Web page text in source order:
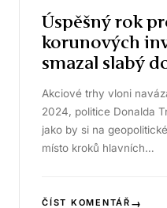
Úspěšný rok
korunových
smazal slabý
Akciové trhy vloni
2024, politice Donalda
jako by si na
místo kroků hlavních…
ČÍST KOMENTÁŘ →